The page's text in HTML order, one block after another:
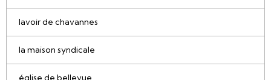
lavoir de chavannes
la maison syndicale
église de bellevue